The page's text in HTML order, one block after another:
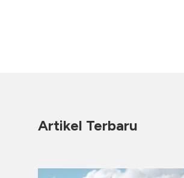
Artikel Terbaru